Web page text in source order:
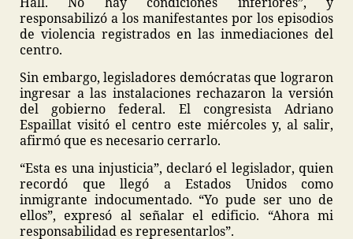
responsabilizó a los manifestantes por los episodios
de violencia registrados en las inmediaciones del
centro.
Sin embargo, legisladores demócratas que lograron
ingresar a las instalaciones rechazaron la versión
del gobierno federal. El congresista Adriano
Espaillat visitó el centro este miércoles y, al salir,
afirmó que es necesario cerrarlo.
“Esta es una injusticia”, declaró el legislador, quien
recordó que llegó a Estados Unidos como
inmigrante indocumentado. “Yo pude ser uno de
ellos”, expresó al señalar el edificio. “Ahora mi
responsabilidad es representarlos”.